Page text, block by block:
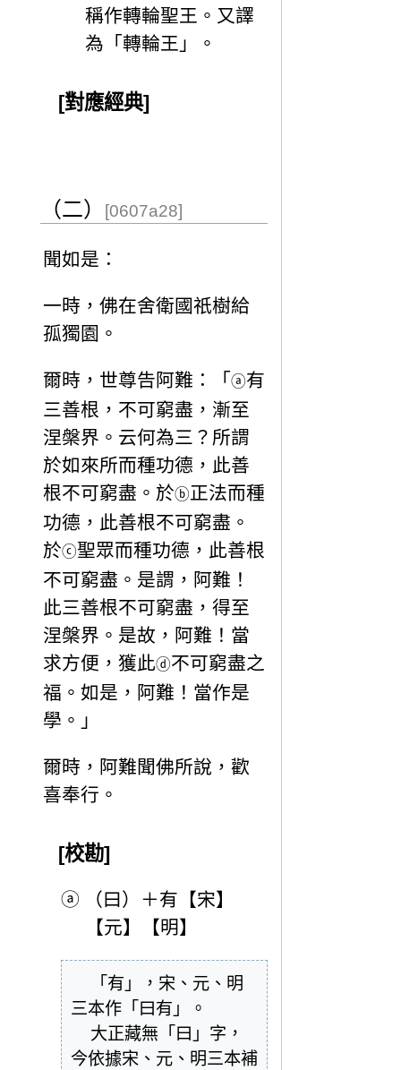
稱作轉輪聖王。又譯
為「轉輪王」。
[對應經典]
（二） [0607a28]
聞如是：
一時，佛在舍衛國祇樹給
孤獨園。
爾時，世尊告阿難：「 ⓐ有
三善根，不可窮盡，漸至
涅槃界。云何為三？所謂
於如來所而種功德，此善
根不可窮盡。於ⓑ正法而種
功德，此善根不可窮盡。
於ⓒ聖眾而種功德，此善根
不可窮盡。是謂，阿難！
此三善根不可窮盡，得至
涅槃界。是故，阿難！當
求方便，獲此ⓓ不可窮盡之
福。如是，阿難！當作是
學。」
爾時，阿難聞佛所說，歡
喜奉行。
[校勘]
ⓐ
（曰）＋有【宋】
【元】【明】
三本作「曰有」。
今依據宋、元、明三本補